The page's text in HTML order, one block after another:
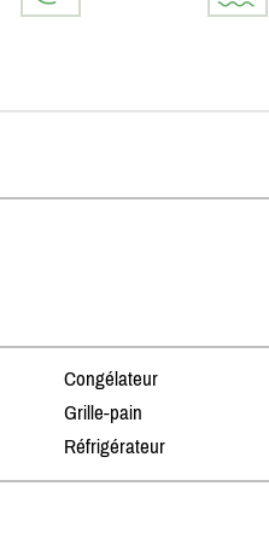
Congélateur
Grille-pain
Réfrigérateur